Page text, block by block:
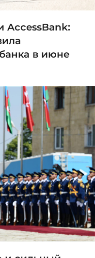
AccessBank:
в июне